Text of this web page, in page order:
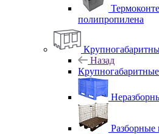
полипропилена
Назад
Разборные